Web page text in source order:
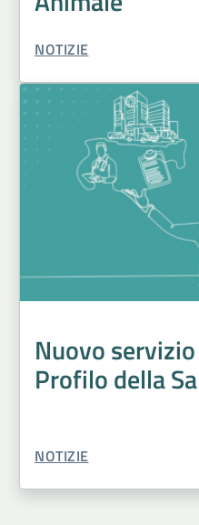
TIPO CONTENUTO:
NOTIZIE
Nuovo
Profilo della
TIPO CONTENUTO:
NOTIZIE